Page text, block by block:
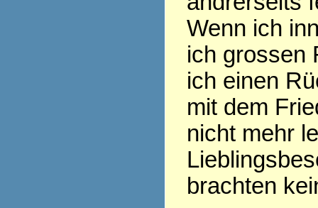
Wenn ich
ich grossen
ich einen
mit dem
nicht mehr
brachten